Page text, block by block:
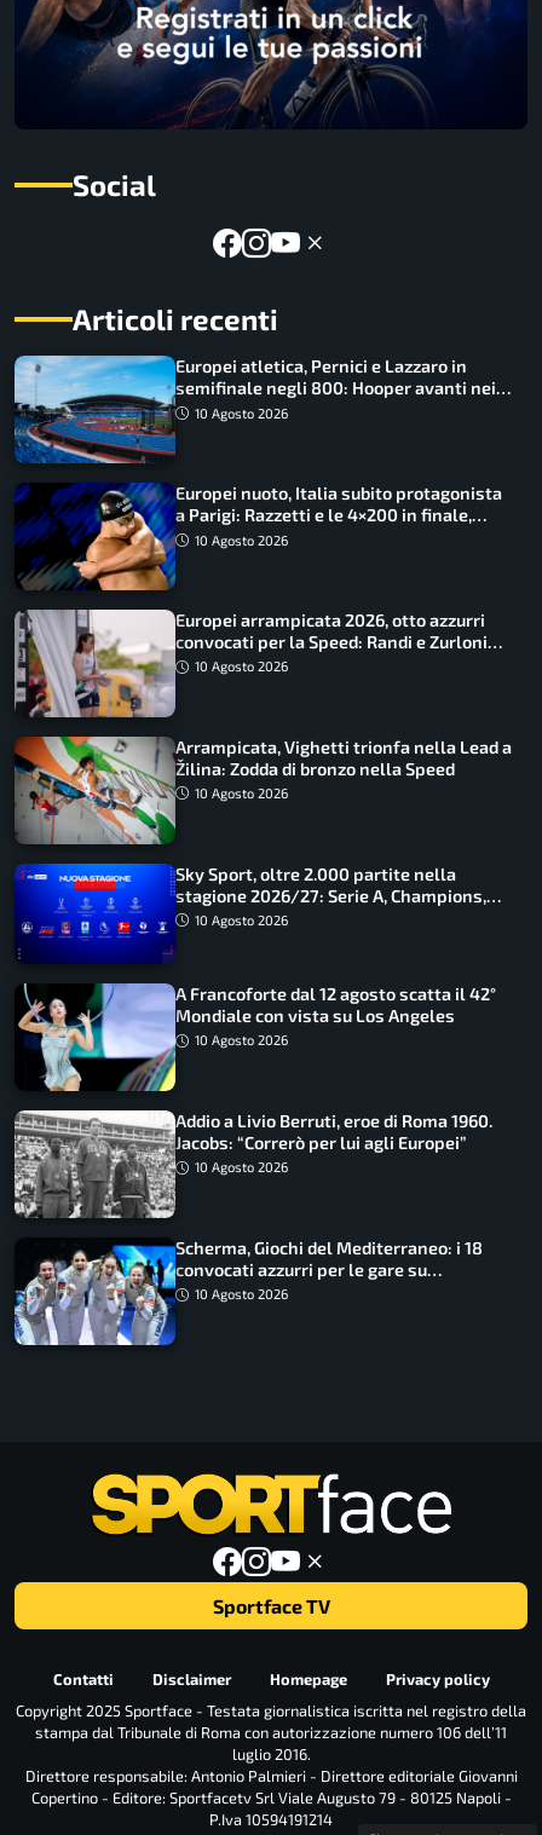
Social
Articoli recenti
Europei atletica, Pernici e Lazzaro in
semifinale negli 800: Hooper avanti nei
100, fuori Tecuceanu
10 Agosto 2026
Europei nuoto, Italia subito protagonista
a Parigi: Razzetti e le 4×200 in finale,
Quadarella domina gli 800
10 Agosto 2026
Europei arrampicata 2026, otto azzurri
convocati per la Speed: Randi e Zurloni
guidano l’Italia
10 Agosto 2026
Arrampicata, Vighetti trionfa nella Lead a
Žilina: Zodda di bronzo nella Speed
10 Agosto 2026
Sky Sport, oltre 2.000 partite nella
stagione 2026/27: Serie A, Champions,
Premier e tutte le novità
10 Agosto 2026
A Francoforte dal 12 agosto scatta il 42°
Mondiale con vista su Los Angeles
10 Agosto 2026
Addio a Livio Berruti, eroe di Roma 1960.
Jacobs: “Correrò per lui agli Europei”
10 Agosto 2026
Scherma, Giochi del Mediterraneo: i 18
convocati azzurri per le gare su
SportFaceTV
10 Agosto 2026
Sportface TV
Contatti Disclaimer Homepage
Privacy policy
Copyright 2025 Sportface - Testata giornalistica iscritta nel registro della
stampa dal Tribunale di Roma con autorizzazione numero 106 dell’11
luglio 2016.
Direttore responsabile: Antonio Palmieri - Direttore editoriale Giovanni
Copertino - Editore: Sportfacetv Srl Viale Augusto 79 - 80125 Napoli -
P.Iva 10594191214